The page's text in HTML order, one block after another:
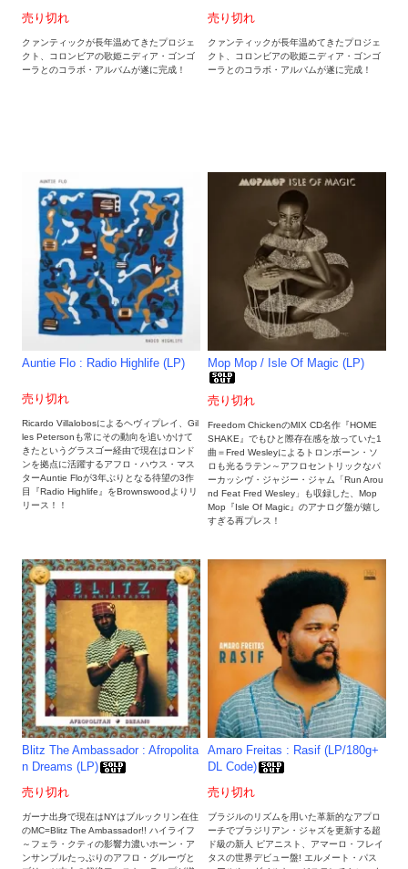
売り切れ
クァンティックが長年温めてきたプロジェ
クト、コロンビアの歌姫ニディア・ゴンゴ
ーラとのコラボ・アルバムが遂に完成！
売り切れ
クァンティックが長年温めてきたプロジェ
クト、コロンビアの歌姫ニディア・ゴンゴ
ーラとのコラボ・アルバムが遂に完成！
Auntie Flo : Radio Highlife (LP)
売り切れ
Ricardo Villalobosによるヘヴィプレイ、Gil
les Petersonも常にその動向を追いかけて
きたというグラスゴー経由で現在はロンド
ンを拠点に活躍するアフロ・ハウス・マス
ターAuntie Floが3年ぶりとなる待望の3作
目『Radio Highlife』をBrownswoodよりリ
リース！！
Mop Mop / Isle Of Magic (LP)
売り切れ
Freedom ChickenのMIX CD名作『HOME
SHAKE』でもひと際存在感を放っていた1
曲＝Fred Wesleyによるトロンボーン・ソ
ロも光るラテン～アフロセントリックなパ
ーカッシヴ・ジャジー・ジャム「Run Arou
nd Feat Fred Wesley」も収録した、Mop
Mop『Isle Of Magic』のアナログ盤が嬉し
すぎる再プレス！
Blitz The Ambassador : Afropolita
n Dreams (LP)
売り切れ
ガーナ出身で現在はNYはブルックリン在住
のMC=Blitz The Ambassador!! ハイライフ
～フェラ・クティの影響力濃いホーン・ア
ンサンブルたっぷりのアフロ・グルーヴと
Amaro Freitas : Rasif (LP/180g+
DL Code)
売り切れ
ブラジルのリズムを用いた革新的なアプロ
ーチでブラジリアン・ジャズを更新する超
ド級の新人 ピアニスト、アマーロ・フレイ
タスの世界デビュー盤! エルメート・パス